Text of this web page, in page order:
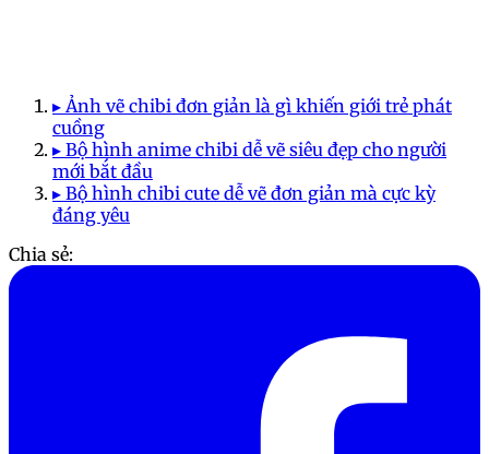
▸ Ảnh vẽ chibi đơn giản là gì khiến giới trẻ phát
cuồng
▸ Bộ hình anime chibi dễ vẽ siêu đẹp cho người
mới bắt đầu
▸ Bộ hình chibi cute dễ vẽ đơn giản mà cực kỳ
đáng yêu
Chia sẻ: